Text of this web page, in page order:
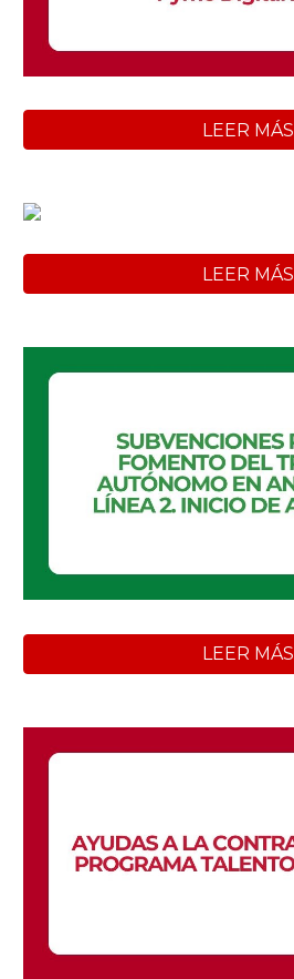
LEER MÁS
LEER MÁS
LEER MÁS